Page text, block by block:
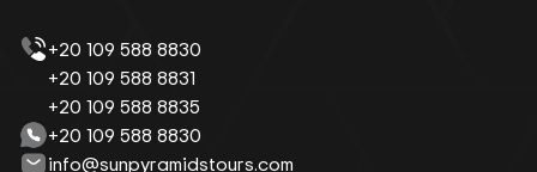
+20 109 588 8830
+20 109 588 8831
+20 109 588 8835
+20 109 588 8830
info@sunpyramidstours.com